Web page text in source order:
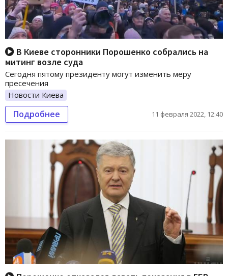
В Киеве сторонники Порошенко собрались на
митинг возле суда
Сегодня пятому президенту могут изменить меру
пресечения
Новости Киева
Подробнее 11 февраля 2022, 12:40